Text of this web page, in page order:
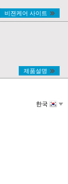
비젼케어 사이트
제품설명
한국